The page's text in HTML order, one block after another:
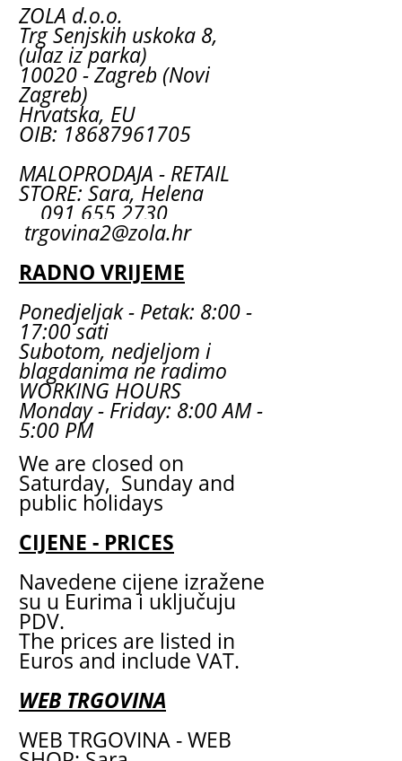
ZOLA d.o.o.
Trg Senjskih uskoka 8,
(ulaz iz parka)
10020 - Zagreb (Novi
Zagreb)
Hrvatska, EU
OIB: 18687961705
MALOPRODAJA - RETAIL
STORE: Sara, Helena
091 655 2730
trgovina2@zola.hr
RADNO VRIJEME
Ponedjeljak - Petak: 8:00 -
17:00 sati
Subotom, nedjeljom i
blagdanima ne radimo
WORKING HOURS
Monday - Friday: 8:00 AM -
5:00 PM
We are closed on
Saturday, Sunday and
public holidays
CIJENE - PRICES
Navedene cijene izražene
su u Eurima i uključuju
PDV.
The prices are listed in
Euros and include VAT.
WEB TRGOVINA
WEB TRGOVINA - WEB